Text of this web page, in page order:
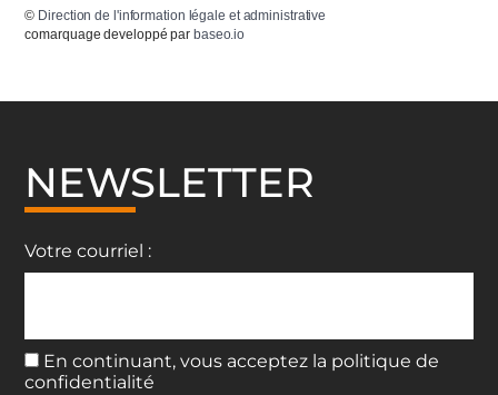
© Direction de l'information légale et administrative
comarquage developpé par baseo.io
NEWSLETTER
Votre courriel :
En continuant, vous acceptez la politique de
confidentialité